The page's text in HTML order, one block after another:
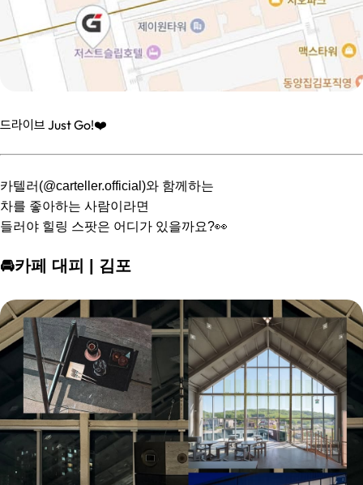
드라이브 Just Go!❤️
카텔러(@carteller.official)와 함께하는
차를 좋아하는 사람이라면
들러야 힐링 스팟은 어디가 있을까요?👀
🚘카페 대피 | 김포